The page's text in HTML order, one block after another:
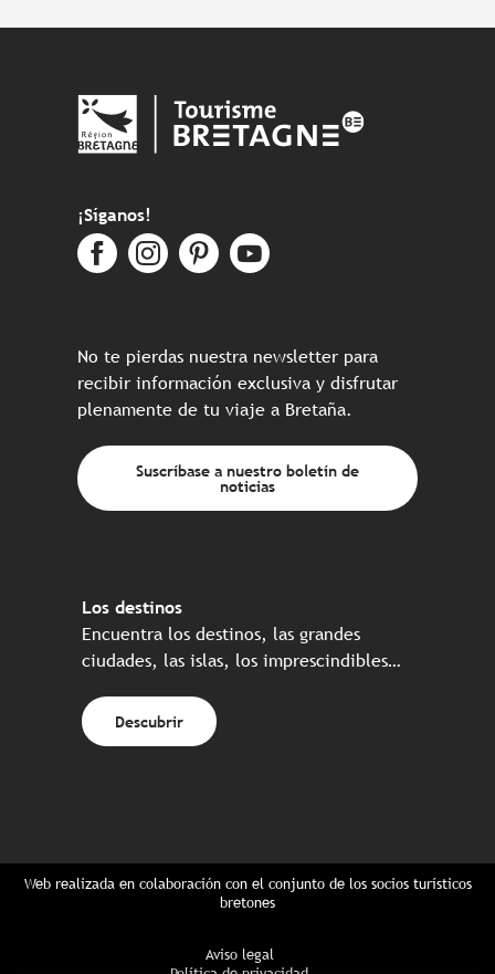
¡Síganos!
No te pierdas nuestra newsletter para
recibir información exclusiva y disfrutar
plenamente de tu viaje a Bretaña.
Suscríbase a nuestro boletín de
noticias
Los destinos
Encuentra los destinos, las grandes
ciudades, las islas, los imprescindibles…
Descubrir
Web realizada en colaboración con el conjunto de los socios turísticos
bretones
Aviso legal